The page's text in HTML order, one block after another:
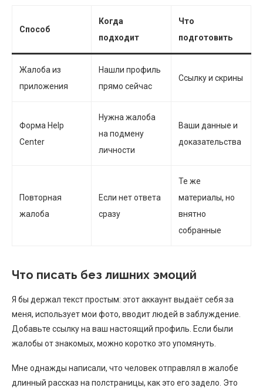
Способ
Когда
подходит
Что
подготовить
Жалоба из
приложения
Нашли профиль
прямо сейчас
Ссылку и скрины
Форма Help
Center
Нужна жалоба
на подмену
личности
Ваши данные и
доказательства
Повторная
жалоба
Если нет ответа
сразу
Те же
материалы, но
внятно
собранные
Что писать без лишних эмоций
Я бы держал текст простым: этот аккаунт выдаёт себя за
меня, использует мои фото, вводит людей в заблуждение.
Добавьте ссылку на ваш настоящий профиль. Если были
жалобы от знакомых, можно коротко это упомянуть.
Мне однажды написали, что человек отправлял в жалобе
длинный рассказ на полстраницы, как это его задело. Это